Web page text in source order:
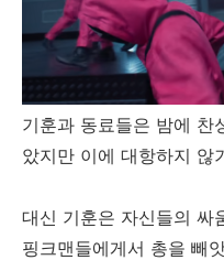
기훈과 동료들은 밤에 찬
았지만 이에 대항하지 않
대신 기훈은 자신들의 싸
핑크맨들에게서 총을 빼